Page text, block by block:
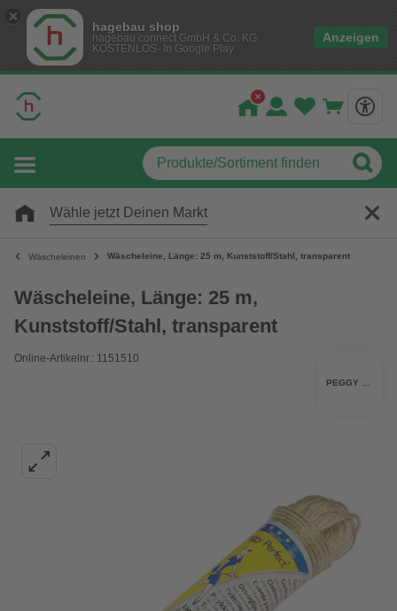
hagebau shop
hagebau connect GmbH & Co. KG
KOSTENLOS- In Google Play
Anzeigen
Wähle jetzt Deinen Markt
Wäscheleinen Wäscheleine, Länge: 25 m, Kunststoff/Stahl, transparent
Wäscheleine, Länge: 25 m,
Kunststoff/Stahl, transparent
Online-Artikelnr.: 1151510